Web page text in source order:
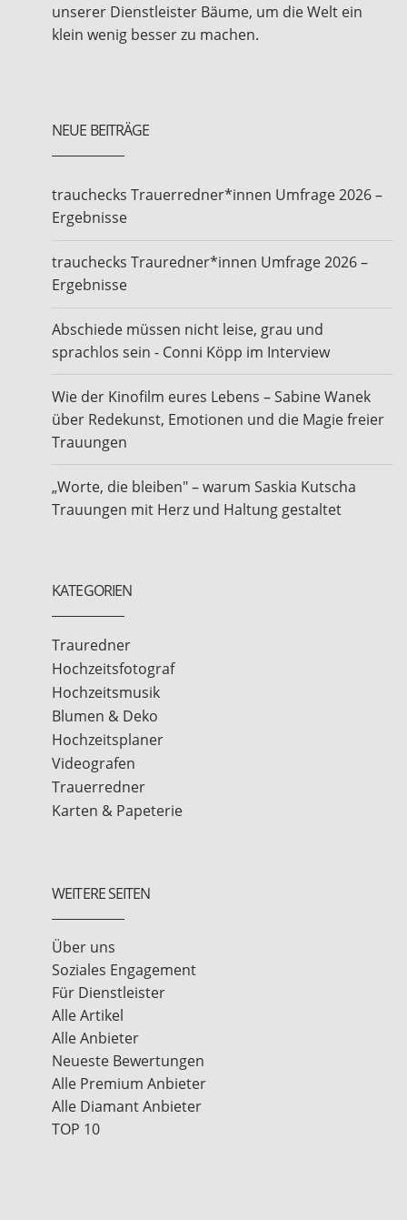
unserer Dienstleister Bäume, um die Welt ein
klein wenig besser zu machen.
NEUE BEITRÄGE
trauchecks Trauerredner*innen Umfrage 2026 –
Ergebnisse
trauchecks Trauredner*innen Umfrage 2026 –
Ergebnisse
Abschiede müssen nicht leise, grau und
sprachlos sein - Conni Köpp im Interview
Wie der Kinofilm eures Lebens – Sabine Wanek
über Redekunst, Emotionen und die Magie freier
Trauungen
„Worte, die bleiben" – warum Saskia Kutscha
Trauungen mit Herz und Haltung gestaltet
KATEGORIEN
Trauredner
Hochzeitsfotograf
Hochzeitsmusik
Blumen & Deko
Hochzeitsplaner
Videografen
Trauerredner
Karten & Papeterie
WEITERE SEITEN
Über uns
Soziales Engagement
Für Dienstleister
Alle Artikel
Alle Anbieter
Neueste Bewertungen
Alle Premium Anbieter
Alle Diamant Anbieter
TOP 10